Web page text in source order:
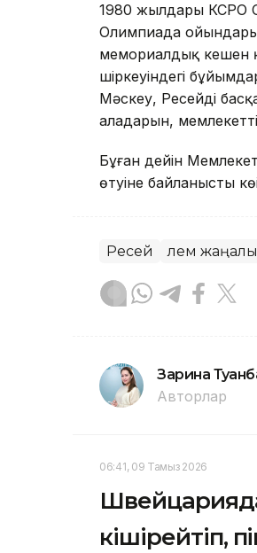
1980 жылдары КСРО
Олимпиада
мемориалдық кешен
шіркеуіндегі
Мәскеу, Ресейдің
алаңдарын,
Бұған дейін
өтуіне байланысты
Ресей Әлем
Зарина
Авторлар
06:41, 09 Тамыз 2026
кішірейтіп,